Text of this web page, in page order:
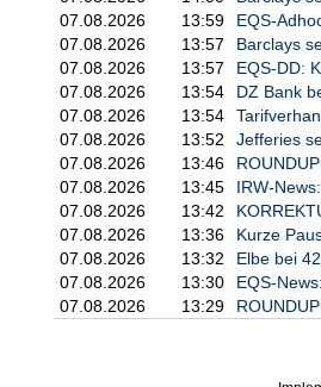
07.08.2026
13:59
EQS-
07.08.2026
13:57
Barclays
07.08.2026
13:57
EQS-DD:
07.08.2026
13:54
DZ Bank
07.08.2026
13:54
07.08.2026
13:52
Jefferies
07.08.2026
13:46
07.08.2026
13:45
IRW-
07.08.2026
13:42
07.08.2026
13:36
Kurze
07.08.2026
13:32
Elbe bei
07.08.2026
13:30
EQS-
07.08.2026
13:29